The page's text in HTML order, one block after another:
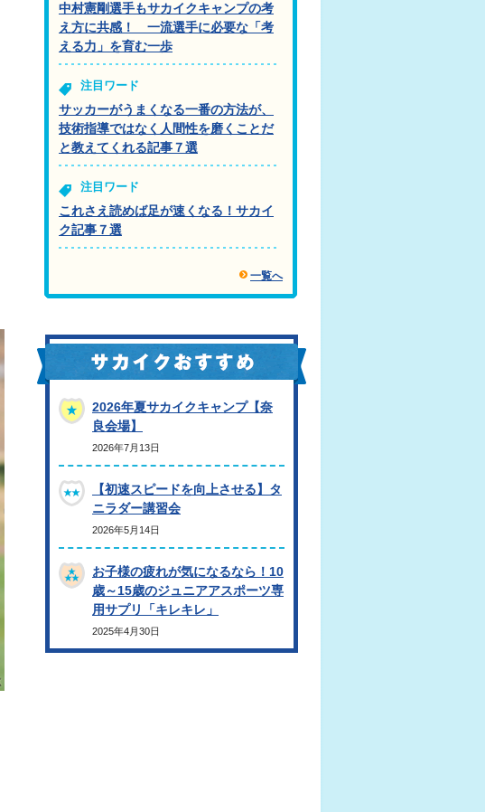
中村憲剛選手もサカイクキャンプの考
え方に共感！ 一流選手に必要な「考
える力」を育む一歩
注目ワード
サッカーがうまくなる一番の方法が、
技術指導ではなく人間性を磨くことだ
と教えてくれる記事７選
注目ワード
これさえ読めば足が速くなる！サカイ
ク記事７選
一覧へ
2026年夏サカイクキャンプ【奈
良会場】
2026年7月13日
【初速スピードを向上させる】タ
ニラダー講習会
2026年5月14日
お子様の疲れが気になるなら！10
歳～15歳のジュニアアスポーツ専
用サプリ「キレキレ」
2025年4月30日